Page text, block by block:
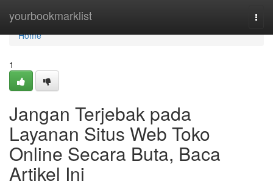
yourbookmarklist
Home
Home
1
Jangan Terjebak pada
Layanan Situs Web Toko
Online Secara Buta, Baca
Artikel Ini